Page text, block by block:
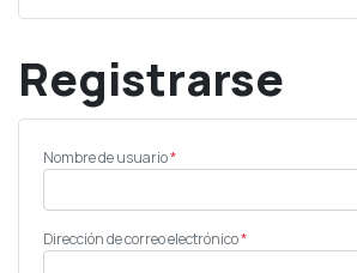
Registrarse
Nombre de usuario*Obligatorio
Dirección de correo electrónico*Obligatorio